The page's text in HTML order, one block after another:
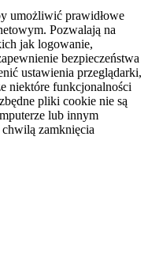
umożliwić prawidłowe
Pozwalają na
jak logowanie,
bezpieczeństwa
ustawienia przeglądarki,
niektóre funkcjonalności
pliki cookie nie są
lub innym
zamknięcia